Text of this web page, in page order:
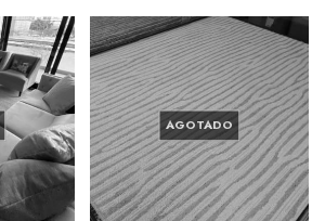
AGOTADO